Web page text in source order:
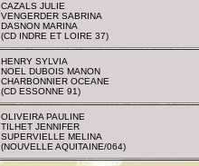
CAZALS JULIE
VENGERDER SABRINA
DASNON MARINA
(CD INDRE ET LOIRE 37)
HENRY SYLVIA
NOEL DUBOIS MANON
CHARBONNIER OCEANE
(CD ESSONNE 91)
OLIVEIRA PAULINE
TILHET JENNIFER
SUPERVIELLE MELINA
(NOUVELLE AQUITAINE/064)